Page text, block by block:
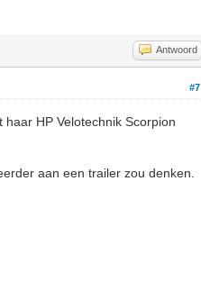
Antwoord
#7
HP Velotechnik Scorpion
aan een trailer zou denken.